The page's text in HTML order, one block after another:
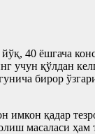
40 ёшгача
учун қўлдан
бирор
қадар
масаласи ҳам